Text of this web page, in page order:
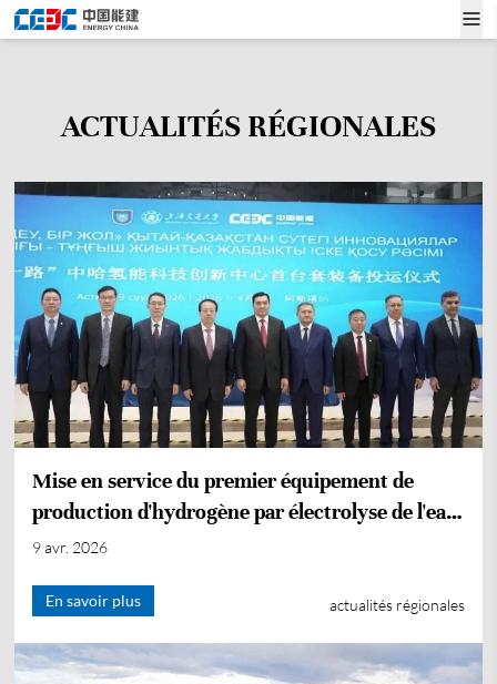
ACTUALITÉS RÉGIONALES
Mise en service du premier équipement de
production d'hydrogène par électrolyse de l'eau
AEM en Asie centrale
9 avr. 2026
En savoir plus actualités régionales